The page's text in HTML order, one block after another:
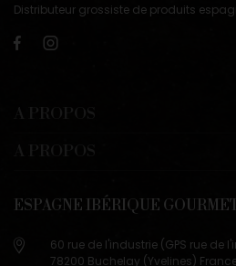
Distributeur grossiste de produits
ESPAGNE IBÉRIQUE
60 rue de l'industrie (GPS rue de
78200 Buchelay (Yvelines)